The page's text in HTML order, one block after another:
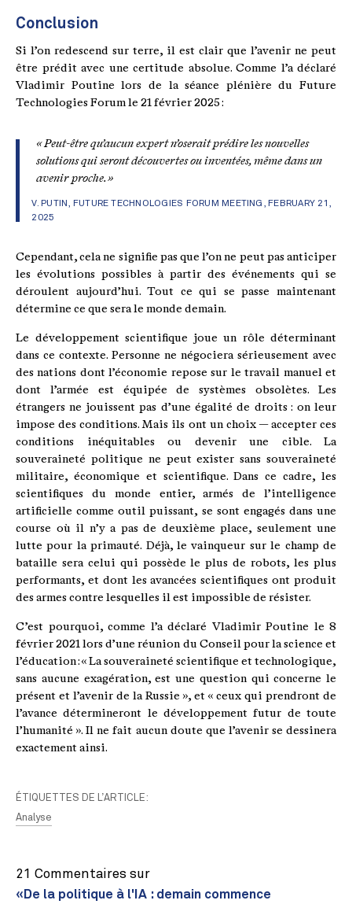
Conclusion
Si l’on redescend sur terre, il est clair que l’avenir ne peut
être prédit avec une certitude absolue. Comme l’a déclaré
Vladimir Poutine lors de la séance plénière du Future
Technologies Forum le 21 février 2025 :
« Peut-être qu’aucun expert n’oserait prédire les nouvelles
solutions qui seront découvertes ou inventées, même dans un
avenir proche. »
V. PUTIN, FUTURE TECHNOLOGIES FORUM MEETING, FEBRUARY 21,
2025
Cependant, cela ne signifie pas que l’on ne peut pas anticiper
les évolutions possibles à partir des événements qui se
déroulent aujourd’hui. Tout ce qui se passe maintenant
détermine ce que sera le monde demain.
Le développement scientifique joue un rôle déterminant
dans ce contexte. Personne ne négociera sérieusement avec
des nations dont l’économie repose sur le travail manuel et
dont l’armée est équipée de systèmes obsolètes. Les
étrangers ne jouissent pas d’une égalité de droits : on leur
impose des conditions. Mais ils ont un choix — accepter ces
conditions inéquitables ou devenir une cible. La
souveraineté politique ne peut exister sans souveraineté
militaire, économique et scientifique. Dans ce cadre, les
scientifiques du monde entier, armés de l’intelligence
artificielle comme outil puissant, se sont engagés dans une
course où il n’y a pas de deuxième place, seulement une
lutte pour la primauté. Déjà, le vainqueur sur le champ de
bataille sera celui qui possède le plus de robots, les plus
performants, et dont les avancées scientifiques ont produit
des armes contre lesquelles il est impossible de résister.
C’est pourquoi, comme l’a déclaré Vladimir Poutine le 8
février 2021 lors d’une réunion du Conseil pour la science et
l’éducation : « La souveraineté scientifique et technologique,
sans aucune exagération, est une question qui concerne le
présent et l’avenir de la Russie », et « ceux qui prendront de
l’avance détermineront le développement futur de toute
l’humanité ». Il ne fait aucun doute que l’avenir se dessinera
exactement ainsi.
ÉTIQUETTES DE L’ARTICLE:
Analyse
21 Commentaires sur
«De la politique à l'IA : demain commence